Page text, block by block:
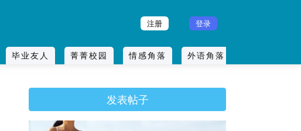
注册 登录
毕业友人 菁菁校园 情感角落 外语角落
发表帖子